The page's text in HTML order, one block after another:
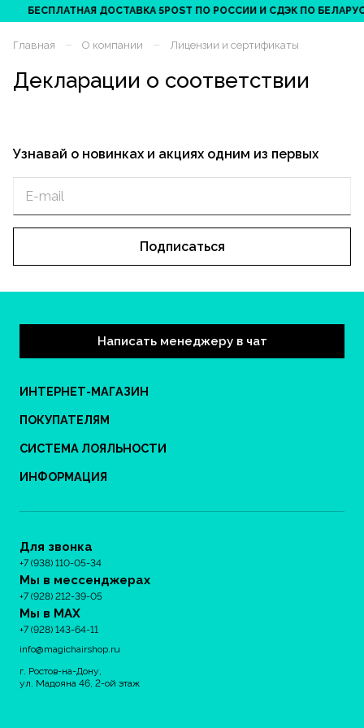
БЕСПЛАТНАЯ ДОСТАВКА 5POST ПО РОССИИ И СДЭК ПО
Главная – О компании – Лицензии и сертификаты
Декларации о соответствии
Узнавай о новинках и акциях одним из первых
Подписаться
Написать менеджеру в чат
ИНТЕРНЕТ-МАГАЗИН
ПОКУПАТЕЛЯМ
СИСТЕМА ЛОЯЛЬНОСТИ
ИНФОРМАЦИЯ
Для звонка
+7 (938) 110-05-34
Мы в мессенджерах
+7 (928) 212-39-05
Мы в MAX
+7 (928) 143-64-11
info@magichairshop.ru
г. Ростов-на-Дону,
ул. Мадояна 46, 2-ой этаж